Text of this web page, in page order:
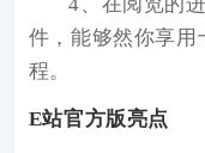
件，能够然你享用
程。
E站官方版亮点